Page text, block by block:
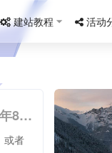
建站教程 活动
【腾讯云】11.11 云上盛惠，云产品限时抢购，1核2G云服务器首年88元
或者